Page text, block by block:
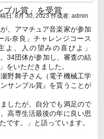
ブル賞」を受賞
日: 8月 30, 2023 作成者: admin
、アマチュア音楽家が参加
ル奈良」チャレンジコース
よ、人の望みの喜びよ」
34団体が参加し、審査の結
をいただきました。
野舞子さん（電子機械工学
サンブル賞』を貰うことが
したが、自分でも満足ので
高専生活最後の年に良い思
です。」と語っています。